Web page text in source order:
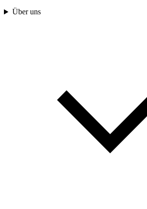
Über uns